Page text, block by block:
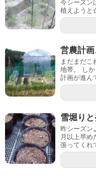
今シーズン
植えようと
営農計
まだまだこ
地帯。 し
計画が進ん
雪堀り
昨シーズン
月以上早
張ってくれ